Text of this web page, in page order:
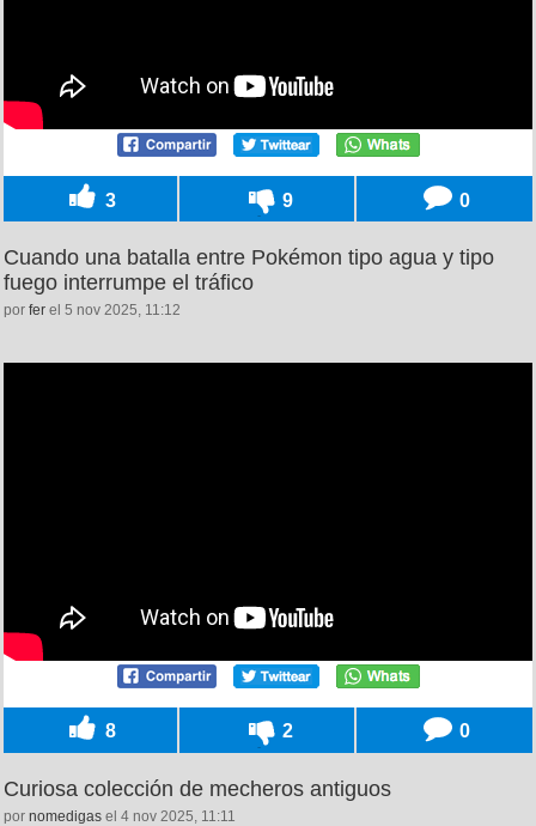
3 9 0
Cuando una batalla entre Pokémon tipo agua y tipo
fuego interrumpe el tráfico
por fer el 5 nov 2025, 11:12
8 2 0
Curiosa colección de mecheros antiguos
por nomedigas el 4 nov 2025, 11:11